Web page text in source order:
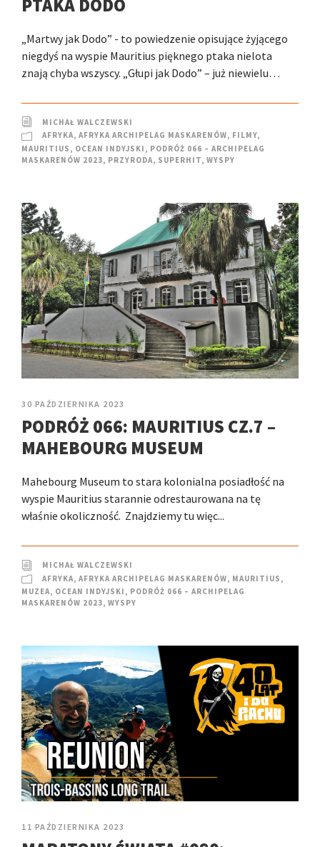
PTAKA DODO
„Martwy jak Dodo” - to powiedzenie opisujące żyjącego
niegdyś na wyspie Mauritius pięknego ptaka nielota
znają chyba wszyscy. „Głupi jak Dodo” – już niewielu…
MICHAŁ WALCZEWSKI
AFRYKA, AFRYKA ARCHIPELAG MASKARENÓW, FILMY,
MAURITIUS , OCEAN INDYJSKI , PODRÓŻ 066 – ARCHIPELAG
MASKARENÓW 2023, PRZYRODA, SUPERHIT, WYSPY
30 PAŹDZIERNIKA 2023
PODRÓŻ 066: MAURITIUS CZ.7 –
MAHEBOURG MUSEUM
Mahebourg Museum to stara kolonialna posiadłość na
wyspie Mauritius starannie odrestaurowana na tę
właśnie okoliczność. Znajdziemy tu więc...
MICHAŁ WALCZEWSKI
AFRYKA, AFRYKA ARCHIPELAG MASKARENÓW, MAURITIUS ,
MUZEA, OCEAN INDYJSKI , PODRÓŻ 066 – ARCHIPELAG
MASKARENÓW 2023, WYSPY
11 PAŹDZIERNIKA 2023